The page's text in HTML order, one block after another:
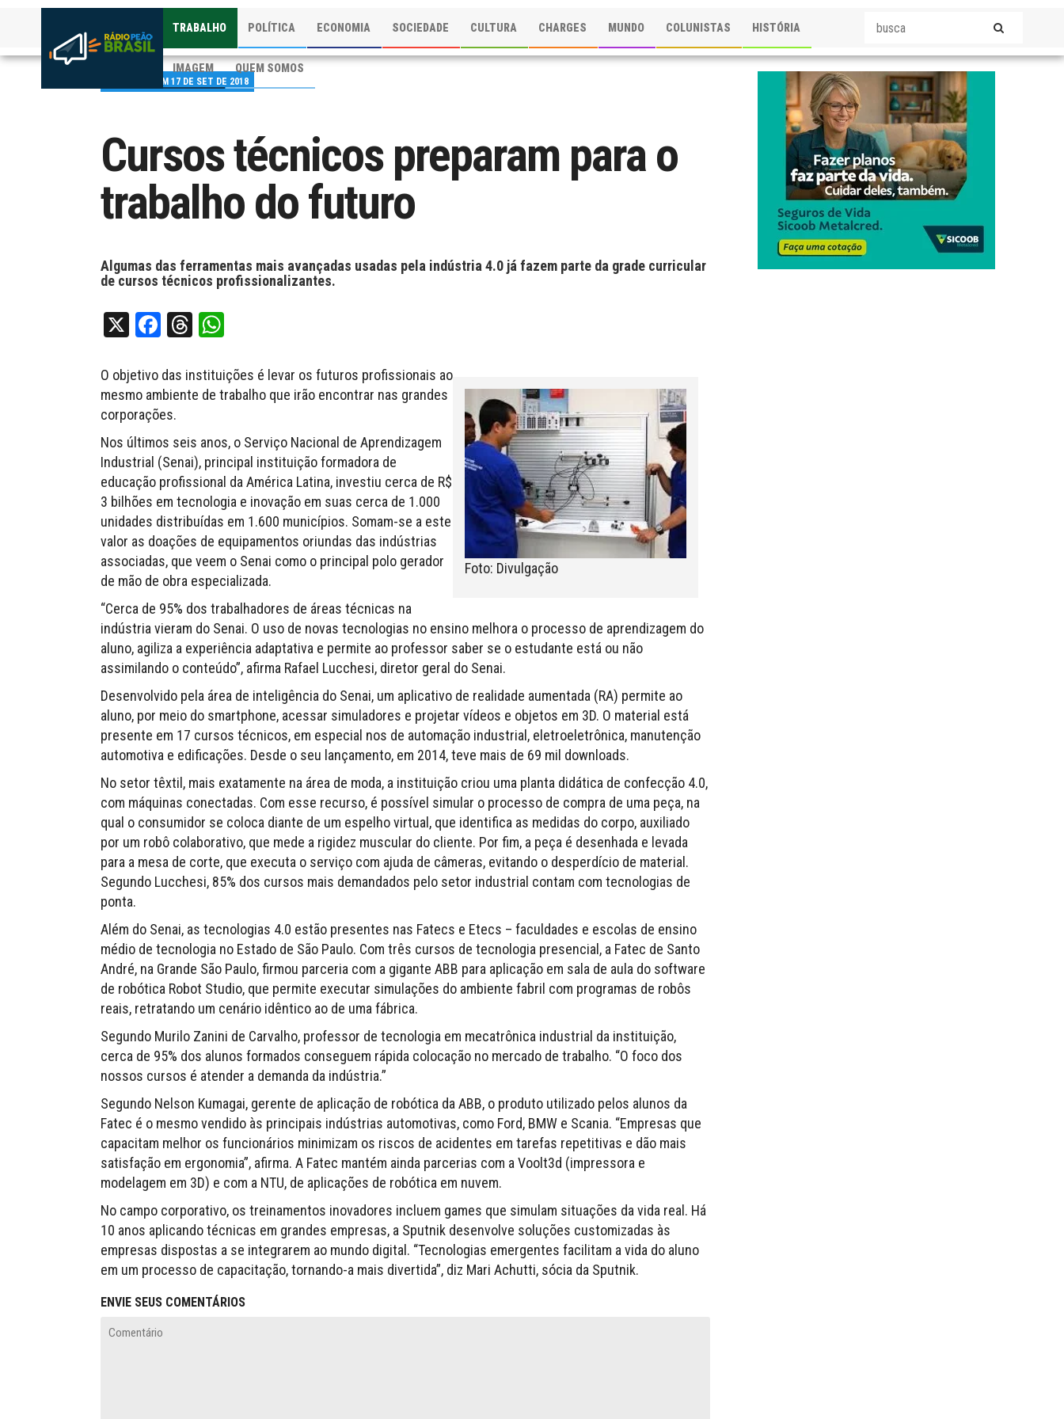
TRABALHO POLÍTICA ECONOMIA SOCIEDADE CULTURA CHARGES MUNDO COLUNISTAS HISTÓRIA
IMAGEM QUEM SOMOS
PUBLICADO EM 17 DE SET DE 2018
Cursos técnicos preparam para o
trabalho do futuro
Algumas das ferramentas mais avançadas usadas pela indústria 4.0 já fazem parte da grade curricular
de cursos técnicos profissionalizantes.
X Facebook
Threads
Foto: Divulgação
O objetivo das instituições é levar os futuros profissionais ao
mesmo ambiente de trabalho que irão encontrar nas grandes
corporações.
Nos últimos seis anos, o Serviço Nacional de Aprendizagem
Industrial (Senai), principal instituição formadora de
educação profissional da América Latina, investiu cerca de R$
3 bilhões em tecnologia e inovação em suas cerca de 1.000
unidades distribuídas em 1.600 municípios. Somam-se a este
valor as doações de equipamentos oriundas das indústrias
associadas, que veem o Senai como o principal polo gerador
de mão de obra especializada.
“Cerca de 95% dos trabalhadores de áreas técnicas na
indústria vieram do Senai. O uso de novas tecnologias no ensino melhora o processo de aprendizagem do
aluno, agiliza a experiência adaptativa e permite ao professor saber se o estudante está ou não
assimilando o conteúdo”, afirma Rafael Lucchesi, diretor geral do Senai.
Desenvolvido pela área de inteligência do Senai, um aplicativo de realidade aumentada (RA) permite ao
aluno, por meio do smartphone, acessar simuladores e projetar vídeos e objetos em 3D. O material está
presente em 17 cursos técnicos, em especial nos de automação industrial, eletroeletrônica, manutenção
automotiva e edificações. Desde o seu lançamento, em 2014, teve mais de 69 mil downloads.
No setor têxtil, mais exatamente na área de moda, a instituição criou uma planta didática de confecção 4.0,
com máquinas conectadas. Com esse recurso, é possível simular o processo de compra de uma peça, na
qual o consumidor se coloca diante de um espelho virtual, que identifica as medidas do corpo, auxiliado
por um robô colaborativo, que mede a rigidez muscular do cliente. Por fim, a peça é desenhada e levada
para a mesa de corte, que executa o serviço com ajuda de câmeras, evitando o desperdício de material.
Segundo Lucchesi, 85% dos cursos mais demandados pelo setor industrial contam com tecnologias de
ponta.
Além do Senai, as tecnologias 4.0 estão presentes nas Fatecs e Etecs – faculdades e escolas de ensino
médio de tecnologia no Estado de São Paulo. Com três cursos de tecnologia presencial, a Fatec de Santo
André, na Grande São Paulo, firmou parceria com a gigante ABB para aplicação em sala de aula do software
de robótica Robot Studio, que permite executar simulações do ambiente fabril com programas de robôs
reais, retratando um cenário idêntico ao de uma fábrica.
Segundo Murilo Zanini de Carvalho, professor de tecnologia em mecatrônica industrial da instituição,
cerca de 95% dos alunos formados conseguem rápida colocação no mercado de trabalho. “O foco dos
nossos cursos é atender a demanda da indústria.”
Segundo Nelson Kumagai, gerente de aplicação de robótica da ABB, o produto utilizado pelos alunos da
Fatec é o mesmo vendido às principais indústrias automotivas, como Ford, BMW e Scania. “Empresas que
capacitam melhor os funcionários minimizam os riscos de acidentes em tarefas repetitivas e dão mais
satisfação em ergonomia”, afirma. A Fatec mantém ainda parcerias com a Voolt3d (impressora e
modelagem em 3D) e com a NTU, de aplicações de robótica em nuvem.
No campo corporativo, os treinamentos inovadores incluem games que simulam situações da vida real. Há
10 anos aplicando técnicas em grandes empresas, a Sputnik desenvolve soluções customizadas às
empresas dispostas a se integrarem ao mundo digital. “Tecnologias emergentes facilitam a vida do aluno
em um processo de capacitação, tornando-a mais divertida”, diz Mari Achutti, sócia da Sputnik.
ENVIE SEUS COMENTÁRIOS